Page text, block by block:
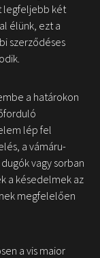
legfeljebb két
élünk, ezt a
szerződéses
a határokon
lép fel
a vámáru-
vagy sorban
a késedelmek az
megfelelően
a vis maior